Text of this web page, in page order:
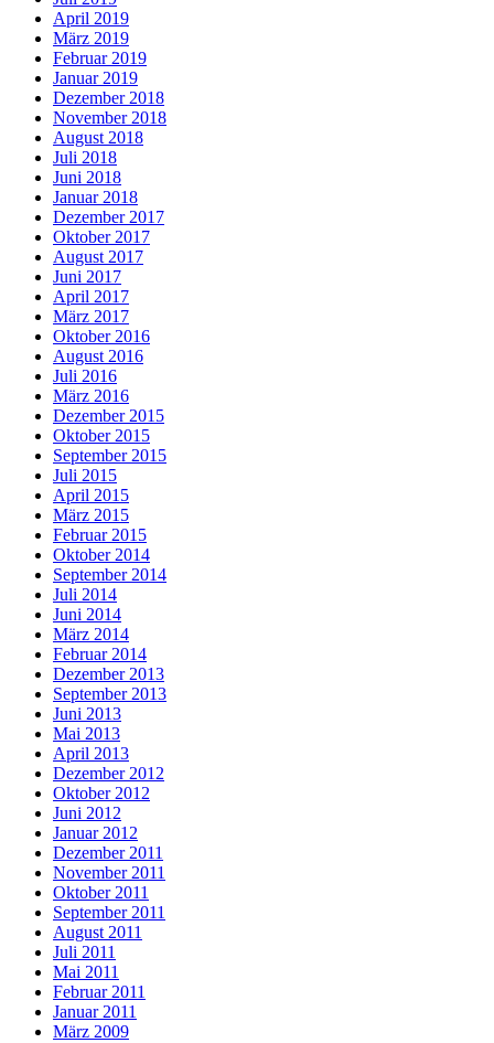
April 2019
März 2019
Februar 2019
Januar 2019
Dezember 2018
November 2018
August 2018
Juli 2018
Juni 2018
Januar 2018
Dezember 2017
Oktober 2017
August 2017
Juni 2017
April 2017
März 2017
Oktober 2016
August 2016
Juli 2016
März 2016
Dezember 2015
Oktober 2015
September 2015
Juli 2015
April 2015
März 2015
Februar 2015
Oktober 2014
September 2014
Juli 2014
Juni 2014
März 2014
Februar 2014
Dezember 2013
September 2013
Juni 2013
Mai 2013
April 2013
Dezember 2012
Oktober 2012
Juni 2012
Januar 2012
Dezember 2011
November 2011
Oktober 2011
September 2011
August 2011
Juli 2011
Mai 2011
Februar 2011
Januar 2011
März 2009